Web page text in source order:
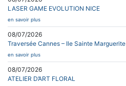
LASER GAME EVOLUTION NICE
en savoir plus
08/07/2026
Traversée Cannes – Ile Sainte Marguerite
en savoir plus
08/07/2026
ATELIER D’ART FLORAL